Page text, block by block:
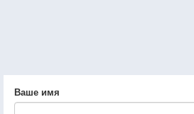
Ваше имя